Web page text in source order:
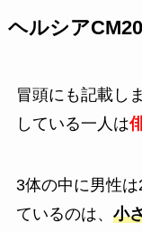
ヘルシア
冒頭にも記載し
している一人は
3体の中に男性
ているのは、 小